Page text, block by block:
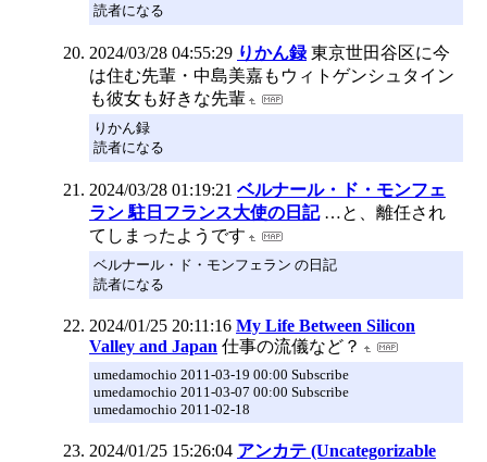
読者になる
2024/03/28 04:55:29 りかん録 東京世田谷区に今
は住む先輩・中島美嘉もウィトゲンシュタイン
も彼女も好きな先輩
りかん録
読者になる
2024/03/28 01:19:21 ベルナール・ド・モンフェ
ラン 駐日フランス大使の日記 …と、離任され
てしまったようです
ベルナール・ド・モンフェラン の日記
読者になる
2024/01/25 20:11:16 My Life Between Silicon
Valley and Japan 仕事の流儀など？
umedamochio 2011-03-19 00:00 Subscribe
umedamochio 2011-03-07 00:00 Subscribe
umedamochio 2011-02-18
2024/01/25 15:26:04 アンカテ (Uncategorizable